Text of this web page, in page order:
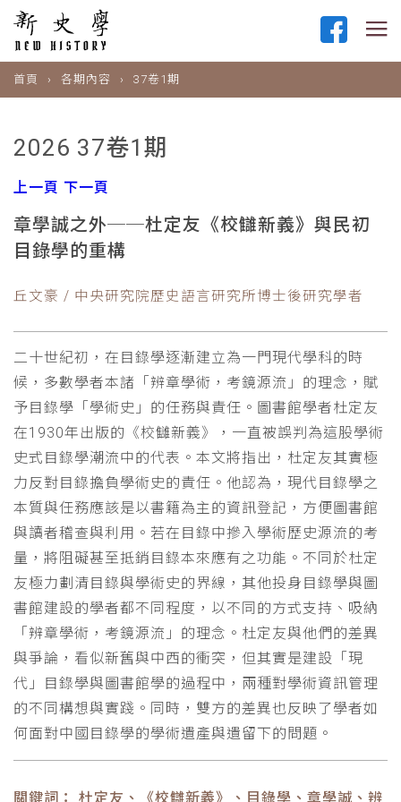
首頁 各期內容 37卷1期
2026 37卷1期
上一頁 下一頁
章學誠之外──杜定友《校讎新義》與民初
目錄學的重構
丘文豪 / 中央研究院歷史語言研究所博士後研究學者
二十世紀初，在目錄學逐漸建立為一門現代學科的時
候，多數學者本諸「辨章學術，考鏡源流」的理念，賦
予目錄學「學術史」的任務與責任。圖書館學者杜定友
在1930年出版的《校讎新義》，一直被誤判為這股學術
史式目錄學潮流中的代表。本文將指出，杜定友其實極
力反對目錄擔負學術史的責任。他認為，現代目錄學之
本質與任務應該是以書籍為主的資訊登記，方便圖書館
與讀者稽查與利用。若在目錄中摻入學術歷史源流的考
量，將阻礙甚至抵銷目錄本來應有之功能。不同於杜定
友極力劃清目錄與學術史的界線，其他投身目錄學與圖
書館建設的學者都不同程度，以不同的方式支持、吸納
「辨章學術，考鏡源流」的理念。杜定友與他們的差異
與爭論，看似新舊與中西的衝突，但其實是建設「現
代」目錄學與圖書館學的過程中，兩種對學術資訊管理
的不同構想與實踐。同時，雙方的差異也反映了學者如
何面對中國目錄學的學術遺產與遺留下的問題。
關鍵詞： 杜定友、《校讎新義》、目錄學、章學誠、辨